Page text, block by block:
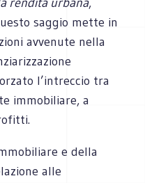
saggio mette in
avvenute nella
l’intreccio tra
immobiliare, a
e della
alle